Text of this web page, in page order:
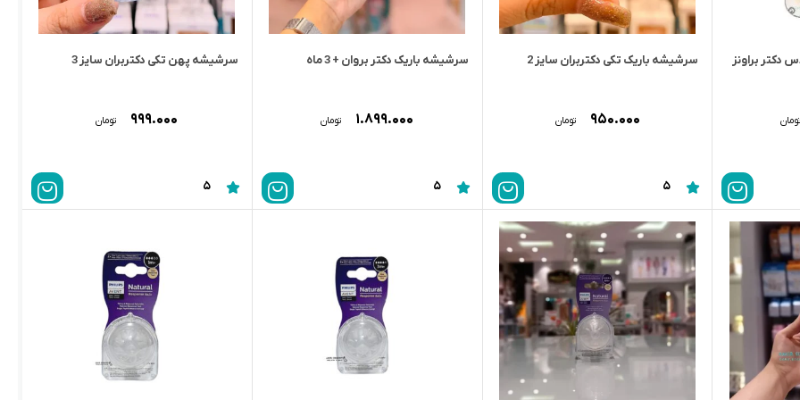
پلاس دکتر براونز سرشیشه باریک تکی دکتربران سایز 2
۹۵۰.۰۰۰ تومان
5
سرشیشه باریک دکتر بروان + 3 ماه
۱.۸۹۹.۰۰۰ تومان
5
سرشیشه پهن تکی دکتربران سایز 3
۹۹۹.۰۰۰ تومان
5